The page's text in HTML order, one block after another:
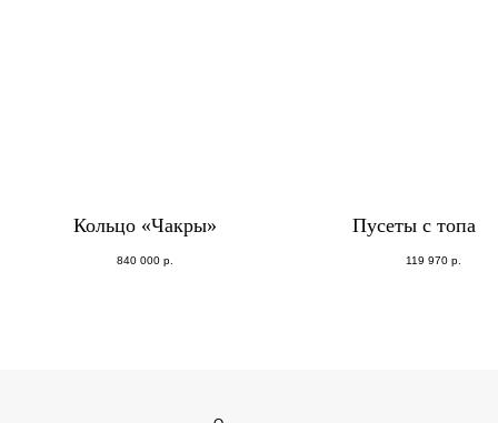
Кольцо «Чакры»
840 000 р.
Пусеты с
119 970 р.